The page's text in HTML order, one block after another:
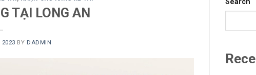
TẠI LONG AN
2023 BY DADMIN
Search